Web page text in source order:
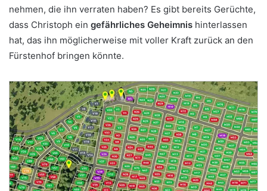
nehmen, die ihn verraten haben? Es gibt bereits Gerüchte,
dass Christoph ein gefährliches Geheimnis hinterlassen
hat, das ihn möglicherweise mit voller Kraft zurück an den
Fürstenhof bringen könnte.